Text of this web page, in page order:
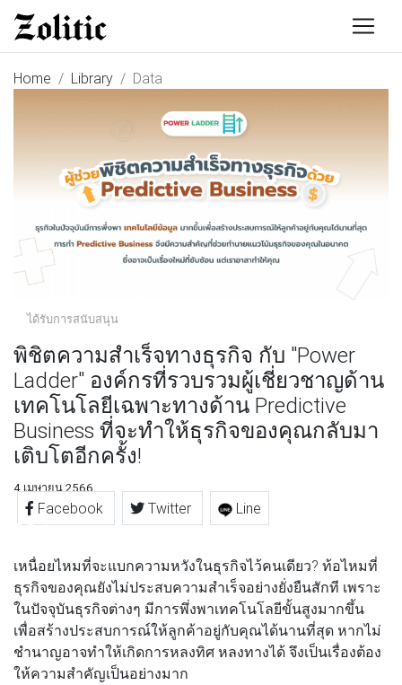
Home Library Data
ได้รับการสนับสนุน
พิชิตความสำเร็จทางธุรกิจ กับ "Power
Ladder" องค์กรที่รวบรวมผู้เชี่ยวชาญด้าน
เทคโนโลยีเฉพาะทางด้าน Predictive
Business ที่จะทำให้ธุรกิจของคุณกลับมา
เติบโตอีกครั้ง!
4 เมษายน 2566
Facebook Twitter Line
เหนื่อยไหมที่จะแบกความหวังในธุรกิจไว้คนเดียว? ท้อไหมที่
ธุรกิจของคุณยังไม่ประสบความสำเร็จอย่างยั่งยืนสักที เพราะ
ในปัจจุบันธุรกิจต่างๆ มีการพึ่งพาเทคโนโลยีขั้นสูงมากขึ้น
เพื่อสร้างประสบการณ์ให้ลูกค้าอยู่กับคุณได้นานที่สุด หากไม่
ชำนาญอาจทำให้เกิดการหลงทิศ หลงทางได้ จึงเป็นเรื่องต้อง
ให้ความสำคัญเป็นอย่างมาก